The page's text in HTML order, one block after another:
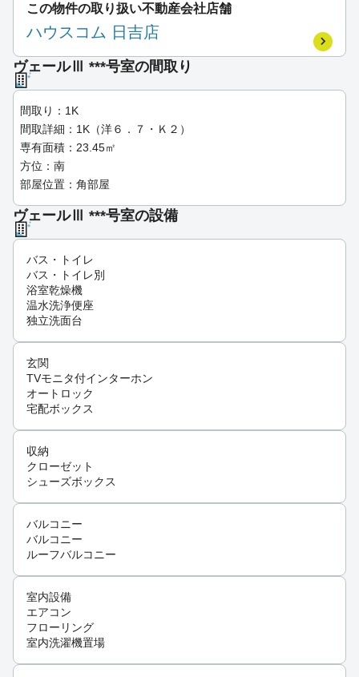
この物件の取り扱い不動産会社店舗
ハウスコム 日吉店
ヴェールⅢ ***号室の間取り
間取り：1K
間取詳細：1K（洋６．７・Ｋ２）
専有面積：23.45㎡
方位：南
部屋位置：角部屋
ヴェールⅢ ***号室の設備
バス・トイレ
バス・トイレ別
浴室乾燥機
温水洗浄便座
独立洗面台
玄関
TVモニタ付インターホン
オートロック
宅配ボックス
収納
クローゼット
シューズボックス
バルコニー
バルコニー
ルーフバルコニー
室内設備
エアコン
フローリング
室内洗濯機置場